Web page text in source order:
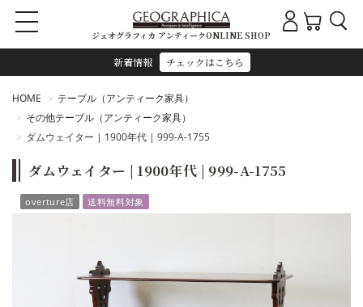
新着情報 チェックはこちら
ジェオグラフィカ アンティークONLINE SHOP
HOME
テーブル（アンティーク家具）
その他テーブル（アンティーク家具）
ダムウェイター | 1900年代 | 999-A-1755
ダムウェイター | 1900年代 | 999-A-1755
overture店 送料無料対象